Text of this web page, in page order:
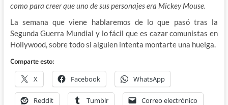
como para creer que uno de sus personajes era Mickey Mouse.
La semana que viene hablaremos de lo que pasó tras la
Segunda Guerra Mundial y lo fácil que es cazar comunistas en
Hollywood, sobre todo si alguien intenta montarte una huelga.
Comparte esto:
X Facebook WhatsApp
Reddit Tumblr Correo electrónico